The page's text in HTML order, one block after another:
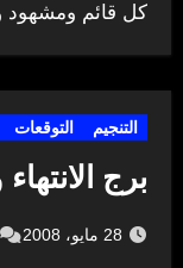
كل قائم ومشهود
التنجيم التوقعات
برج
28 مايو، 2008